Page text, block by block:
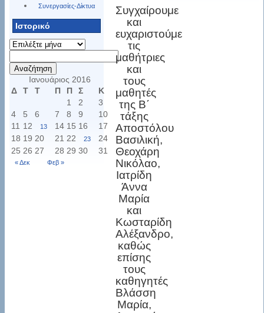
Συνεργασίες-Δίκτυα
Ιστορικό
Ιστορικό
για:
Ιανουάριος 2016
Δ
Τ Τ Π Π Σ
Κ
1
2
3
4
5 6 7 8 9
10
11 12 13 14 15 16
17
18 19 20 21 22 23
24
25 26 27 28 29 30 31
« Δεκ Φεβ »
Συγχαίρουμε
και
ευχαριστούμε
τις
μαθήτριες
και
τους
μαθητές
της Β΄
τάξης
Αποστόλου
Βασιλική,
Θεοχάρη
Νικόλαο,
Ιατρίδη
Άννα
Μαρία
και
Κωσταρίδη
Αλέξανδρο,
καθώς
επίσης
τους
καθηγητές
Βλάσση
Μαρία,